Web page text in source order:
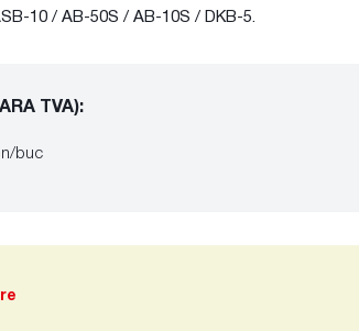
10 / AB-50S / AB-10S / DKB-5.
TVA):
buc